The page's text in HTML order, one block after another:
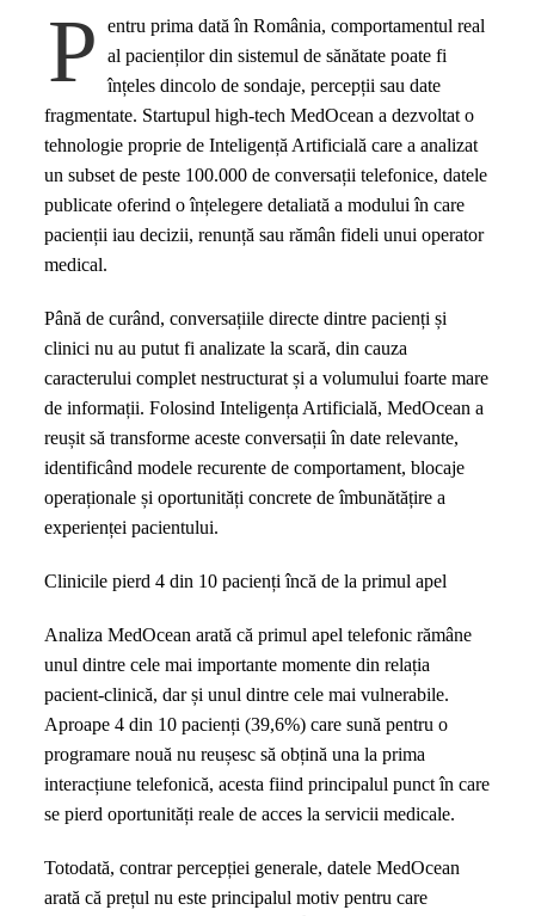
primul
apel
finalizează
o
programare
P
entru prima dată în România, comportamentul real
al pacienților din sistemul de sănătate poate fi
înțeles dincolo de sondaje, percepții sau date
fragmentate. Startupul high-tech MedOcean a dezvoltat o
tehnologie proprie de Inteligență Artificială care a analizat
un subset de peste 100.000 de conversații telefonice, datele
publicate oferind o înțelegere detaliată a modului în care
pacienții iau decizii, renunță sau rămân fideli unui operator
medical.
Până de curând, conversațiile directe dintre pacienți și
clinici nu au putut fi analizate la scară, din cauza
caracterului complet nestructurat și a volumului foarte mare
de informații. Folosind Inteligența Artificială, MedOcean a
reușit să transforme aceste conversații în date relevante,
identificând modele recurente de comportament, blocaje
operaționale și oportunități concrete de îmbunătățire a
experienței pacientului.
Clinicile pierd 4 din 10 pacienți încă de la primul apel
Analiza MedOcean arată că primul apel telefonic rămâne
unul dintre cele mai importante momente din relația
pacient-clinică, dar și unul dintre cele mai vulnerabile.
Aproape 4 din 10 pacienți (39,6%) care sună pentru o
programare nouă nu reușesc să obțină una la prima
interacțiune telefonică, acesta fiind principalul punct în care
se pierd oportunități reale de acces la servicii medicale.
Totodată, contrar percepției generale, datele MedOcean
arată că prețul nu este principalul motiv pentru care